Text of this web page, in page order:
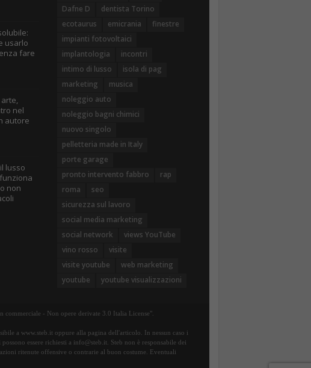
usarlo
fare
nel
autore
lusso
non
Dafne D
dentista Torino
ecotaurus
emicrania
finestre
impianti fotovoltaici
implantologia
incontri
intimo di lusso
isola di pag
marketing
musica
noleggio auto
noleggio bagni chimici
nuovo singolo
pelletteria made in Italy
porte garage
pronto intervento fabbro
rap
roma
seo
sicurezza sul lavoro
social media marketing
social network
views YouTube
vino rosso
visite
visite youtube
web marketing
youtube
youtube visualizzazioni
commerciale - Non opere derivate 3.0 Italia License".
a www.steb.it oppure alla pagina dell'articolo. In nessun caso i
essere richiesti a info@steb.it. Steb non è responsabile dei
ritenute offensive o contrarie al buon costume. Eventuali